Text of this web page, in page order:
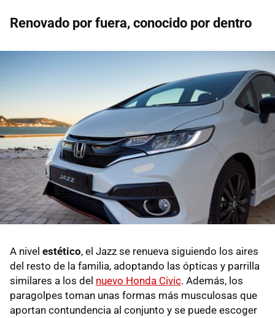
Renovado por fuera, conocido por dentro
A nivel estético, el Jazz se renueva siguiendo los aires
del resto de la familia, adoptando las ópticas y parrilla
similares a los del nuevo Honda Civic. Además, los
paragolpes toman unas formas más musculosas que
aportan contundencia al conjunto y se puede escoger